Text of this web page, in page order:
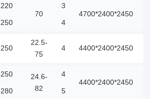
220
70
3
4700*2400*2450
250
4
250
22.5-
75
4 4400*2400*2450
250
24.6-
82
4
4400*2400*2450
280
5